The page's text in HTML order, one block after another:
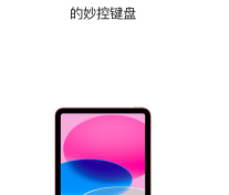
的妙控键盘